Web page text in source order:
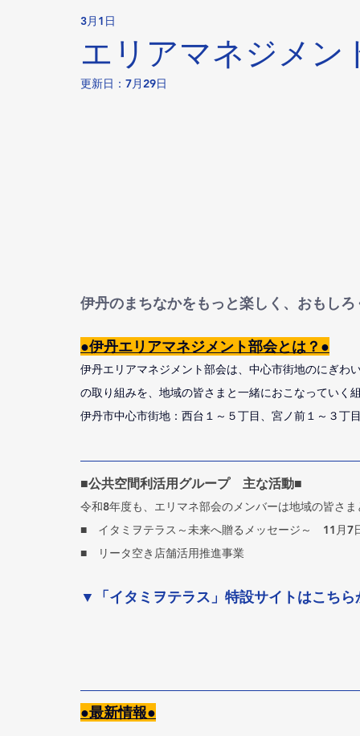
エリアマネジメン
3月1日
更新日： 7月29日
伊丹のまちなかをもっと楽しく、おもしろ
●伊丹エリアマネジメント部会とは？●
伊丹エリアマネジメント部会は、中心市街地のにぎわ
の取り組みを、地域の皆さまと一緒におこなっていく
伊丹市中心市街地：西台１～５丁目、宮ノ前１～３丁
■公共空間利活用グループ　主な活動■
令和8年度も、エリマネ部会のメンバーは地域の皆さ
■　イタミヲテラス～未来へ贈るメッセージ～　11月7
■　リータ空き店舗活用推進事業
▼「イタミヲテラス」特設サイトはこちら
●最新情報●